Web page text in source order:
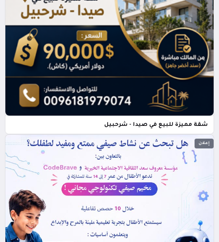
شقة مميزة للبيع في صيدا - شرحبيل
إعلان